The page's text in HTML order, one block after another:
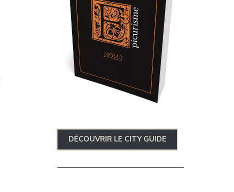
DÉCOUVRIR LE CITY GUIDE